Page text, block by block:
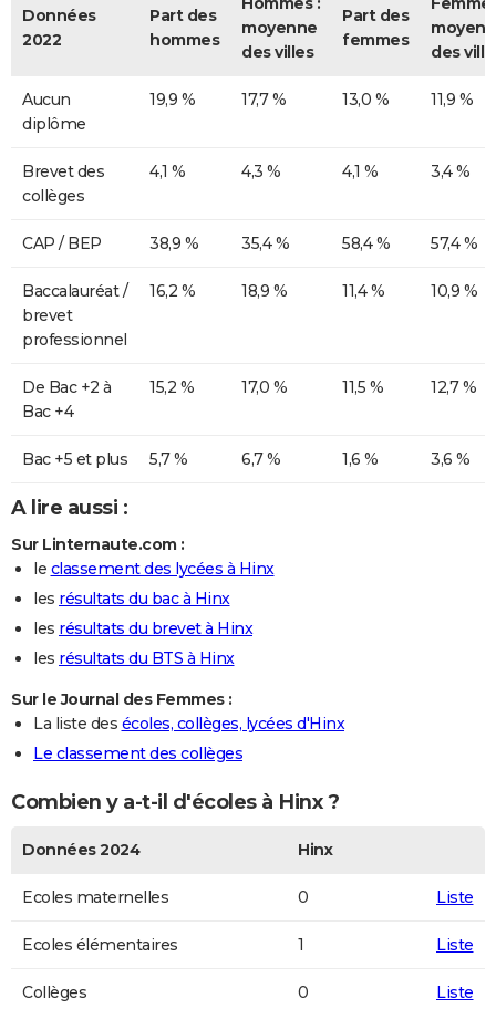
Données
2022
Part des
hommes
moyenne
des villes
Part des
femmes
des
Aucun
diplôme
19,9 % 17,7 % 13,0 % 11,9 %
Brevet des
collèges
4,1 % 4,3 % 4,1 % 3,4 %
CAP / BEP 38,9 % 35,4 % 58,4 % 57,4 %
Baccalauréat /
brevet
professionnel
16,2 % 18,9 % 11,4 % 10,9 %
De Bac +2 à
Bac +4
15,2 % 17,0 % 11,5 % 12,7 %
Bac +5 et plus 5,7 % 6,7 % 1,6 % 3,6 %
A lire aussi :
Sur Linternaute.com :
le classement des lycées à Hinx
les résultats du bac à Hinx
les résultats du brevet à Hinx
les résultats du BTS à Hinx
Sur le Journal des Femmes :
La liste des écoles, collèges, lycées d'Hinx
Le classement des collèges
Combien y a-t-il d'écoles à Hinx ?
Données 2024 Hinx
Ecoles maternelles 0 Liste
Ecoles élémentaires 1 Liste
Collèges 0 Liste